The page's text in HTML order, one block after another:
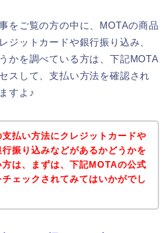
をご覧の方の中に、MOTAの商品
ジットカードや銀行振り込み、
かを調べている方は、下記MOTA
スして、支払い方法を確認され
すよ♪
払い方法にクレジットカードや
振り込みなどがあるかどうかを
方は、まずは、下記MOTAの公式
ェックされてみてはいかがでし